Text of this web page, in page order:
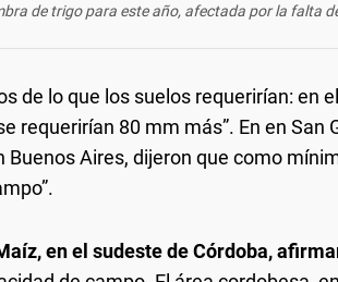
de trigo para este año, afectada por la falta
de lo que los suelos requerirían: en
requerirían 80 mm más”. En en
Buenos Aires, dijeron que como
en el sudeste de Córdoba,